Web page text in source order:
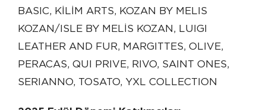
BASIC, KİLİM ARTS, KOZAN BY MELIS
KOZAN/ISLE BY MELİS KOZAN, LUIGI
LEATHER AND FUR, MARGITTES, OLIVE,
PERACAS, QUI PRIVE, RIVO, SAINT ONES,
SERIANNO, TOSATO, YXL COLLECTION